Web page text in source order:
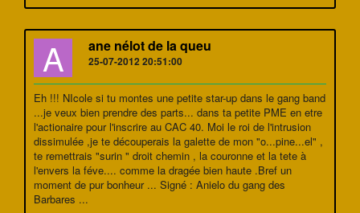
A ane nélot de la queu
25-07-2012 20:51:00
Eh !!! NIcole si tu montes une petite star-up dans le gang band
...je veux bien prendre des parts... dans ta petite PME en etre
l'actionaire pour l'inscrire au CAC 40. Moi le roi de l'intrusion
dissimulée ,je te découperais la galette de mon "o...pine...el" ,
te remettrais "surin " droit chemin , la couronne et la tete à
l'envers la féve.... comme la dragée bien haute .Bref un
moment de pur bonheur ... Signé : Anielo du gang des
Barbares ...